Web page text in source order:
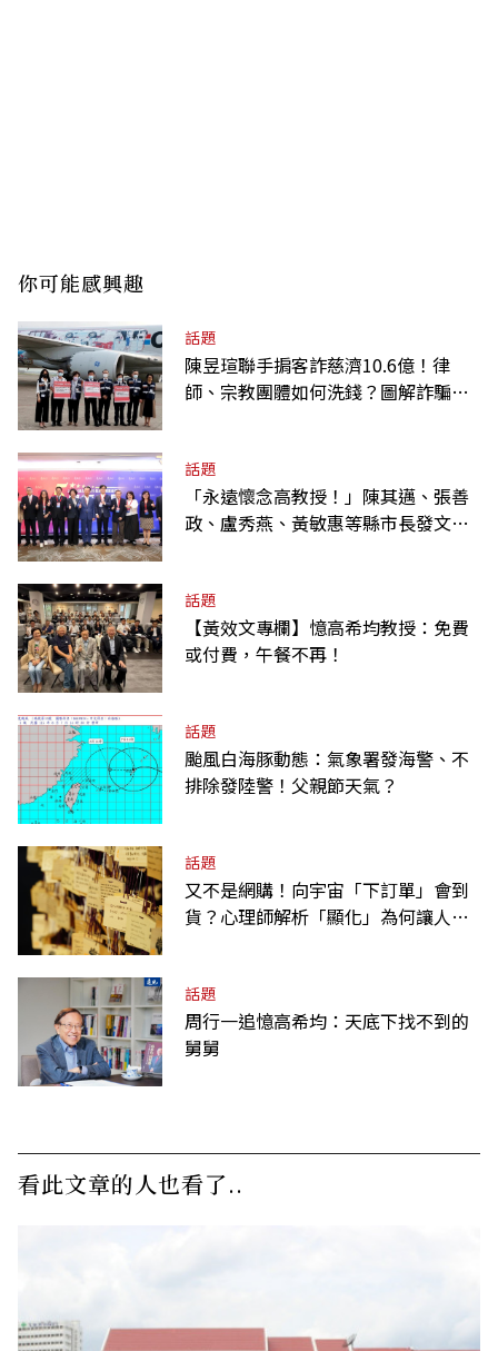
你可能感興趣
話題
陳昱瑄聯手掮客詐慈濟10.6億！律
師、宗教團體如何洗錢？圖解詐騙關
話題
「永遠懷念高教授！」陳其邁、張善
政、盧秀燕、黃敏惠等縣市長發文弔
話題
【黃效文專欄】憶高希均教授：免費
或付費，午餐不再！
話題
颱風白海豚動態：氣象署發海警、不
排除發陸警！父親節天氣？
話題
又不是網購！向宇宙「下訂單」會到
貨？心理師解析「顯化」為何讓人無
話題
周行一追憶高希均：天底下找不到的
舅舅
看此文章的人也看了..